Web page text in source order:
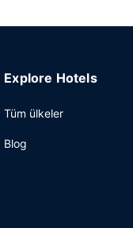
Explore Hotels
Tüm ülkeler
Blog